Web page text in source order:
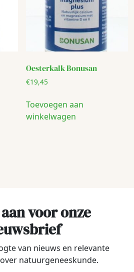
Oesterkalk Bonusan
€19,45
Toevoegen aan
winkelwagen
voor onze
van nieuws en relevante
natuurgeneeskunde.